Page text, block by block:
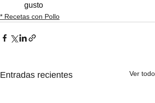
gusto
* Recetas con Pollo
Entradas recientes Ver todo